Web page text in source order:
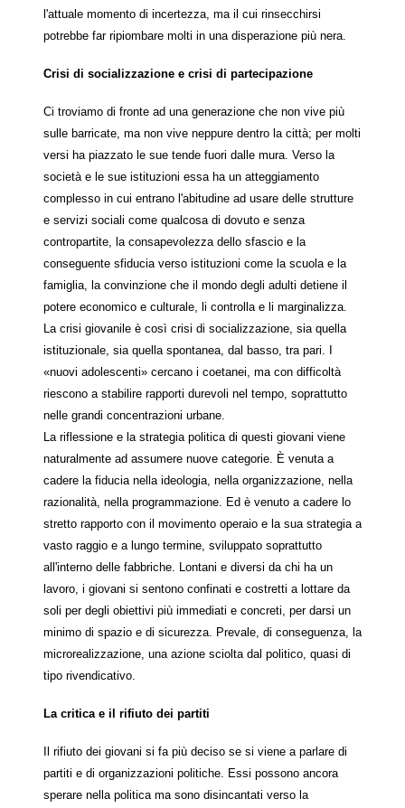
l'attuale momento di incertezza, ma il cui rinsecchirsi
potrebbe far ripiombare molti in una disperazione più nera.
Crisi di socializzazione e crisi di partecipazione
Ci troviamo di fronte ad una generazione che non vive più
sulle barricate, ma non vive neppure dentro la città; per molti
versi ha piazzato le sue tende fuori dalle mura. Verso la
società e le sue istituzioni essa ha un atteggiamento
complesso in cui entrano l'abitudine ad usare delle strutture
e servizi sociali come qualcosa di dovuto e senza
contropartite, la consapevolezza dello sfascio e la
conseguente sfiducia verso istituzioni come la scuola e la
famiglia, la convinzione che il mondo degli adulti detiene il
potere economico e culturale, li controlla e li marginalizza.
La crisi giovanile è così crisi di socializzazione, sia quella
istituzionale, sia quella spontanea, dal basso, tra pari. I
«nuovi adolescenti» cercano i coetanei, ma con difficoltà
riescono a stabilire rapporti durevoli nel tempo, soprattutto
nelle grandi concentrazioni urbane.
La riflessione e la strategia politica di questi giovani viene
naturalmente ad assumere nuove categorie. È venuta a
cadere la fiducia nella ideologia, nella organizzazione, nella
razionalità, nella programmazione. Ed è venuto a cadere lo
stretto rapporto con il movimento operaio e la sua strategia a
vasto raggio e a lungo termine, sviluppato soprattutto
all'interno delle fabbriche. Lontani e diversi da chi ha un
lavoro, i giovani si sentono confinati e costretti a lottare da
soli per degli obiettivi più immediati e concreti, per darsi un
minimo di spazio e di sicurezza. Prevale, di conseguenza, la
microrealizzazione, una azione sciolta dal politico, quasi di
tipo rivendicativo.
La critica e il rifiuto dei partiti
Il rifiuto dei giovani si fa più deciso se si viene a parlare di
partiti e di organizzazioni politiche. Essi possono ancora
sperare nella politica ma sono disincantati verso la